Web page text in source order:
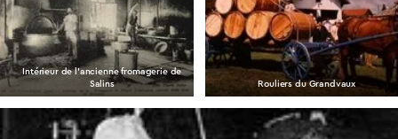
Intérieur de l’ancienne fromagerie de
Salins
Rouliers du Grandvaux